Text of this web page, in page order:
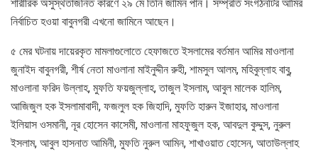
শারীরিক অসুস্থতাজনিত কারণে ২৯ মে তিনি জামিন পান। সম্প্রতি সংগঠনটির আমির
নির্বাচিত হওয়া বাবুনগরী এখনো জামিনে আছেন।
৫ মের ঘটনায় দায়েরকৃত মামলাগুলোতে হেফাজতে ইসলামের বর্তমান আমির মাওলানা
জুনাইদ বাবুনগরী, শীর্ষ নেতা মাওলানা মাইনুদ্দীন রুহী, শামসুল আলম, মহিবুল্লাহ বাবু,
মাওলানা ফরিদ উল্লাহ, মুফতি ফয়জুল্লাহ, তাজুল ইসলাম, আবুল মালেক হালিম,
আজিজুল হক ইসলামাবাদী, ফজলুল হক জিহাদি, মুফতি হারুন ইজাহার, মাওলানা
ইলিয়াস ওসমানী, নূর হোসেন কাসেমী, মাওলানা মাহফুজুল হক, আবদুল কুদ্দুস, নুরুল
ইসলাম, আবুল হাসনাত আমিনী, মুফতি নুরুল আমিন, শাখাওয়াত হোসেন, আতাউল্লাহ